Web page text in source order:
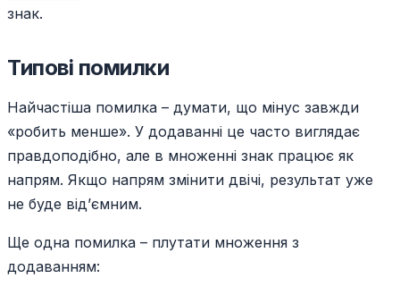
знак.
Типові помилки
Найчастіша помилка – думати, що мінус завжди
«робить менше». У додаванні це часто виглядає
правдоподібно, але в множенні знак працює як
напрям. Якщо напрям змінити двічі, результат уже
не буде від’ємним.
Ще одна помилка – плутати множення з
додаванням: